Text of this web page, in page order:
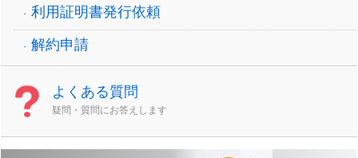
利用証明書発行依頼
解約申請
よくある質問
疑問・質問にお答えします